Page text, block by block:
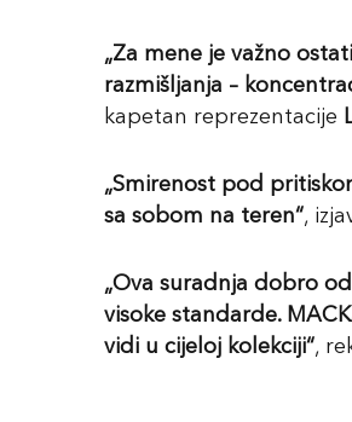
„Za mene je važno
razmišljanja –
kapetan reprezentacije
„Smirenost pod
sa sobom na teren“,
„Ova suradnja dobro
visoke standarde.
vidi u cijeloj kolekciji“,